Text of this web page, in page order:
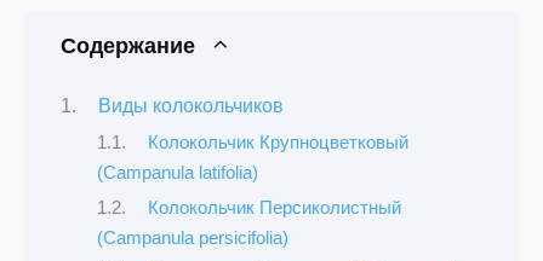
Содержание
Виды колокольчиков
Колокольчик Крупноцветковый
(Campanula latifolia)
Колокольчик Персиколистный
(Campanula persicifolia)